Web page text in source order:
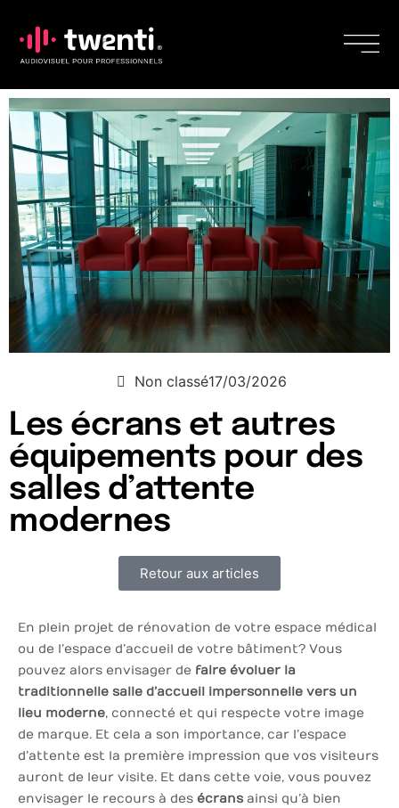
Non classé17/03/2026
Les écrans et autres
équipements pour des
salles d’attente
modernes
Retour aux articles
En plein projet de rénovation de votre espace médical
ou de l’espace d’accueil de votre bâtiment ? Vous
pouvez alors envisager de faire évoluer la
traditionnelle salle d’accueil impersonnelle vers un
lieu moderne, connecté et qui respecte votre image
de marque. Et cela a son importance, car l’espace
d’attente est la première impression que vos visiteurs
auront de leur visite. Et dans cette voie, vous pouvez
envisager le recours à des écrans ainsi qu’à bien